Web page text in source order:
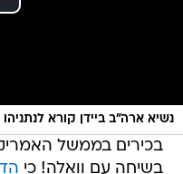
נשיא ארה"ב ביידן קורא
בכירים בממשל
בשיחה עם וואלה! כי